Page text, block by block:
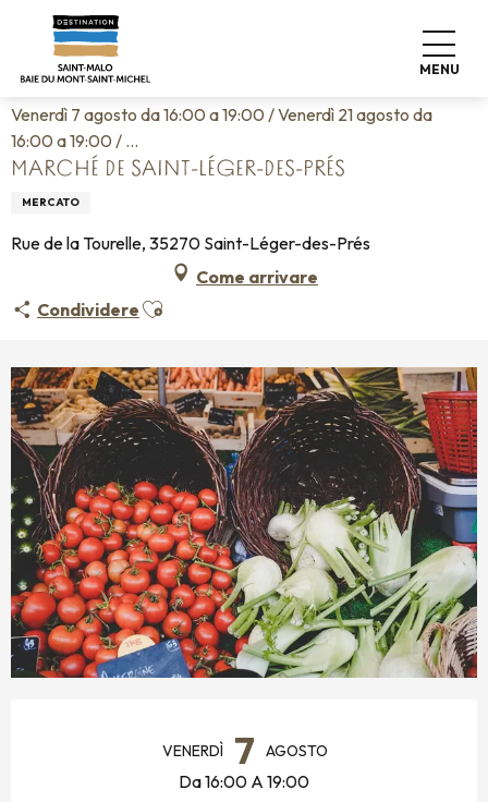
contenu
MENU
Home Vivere come a casa
Marché de Saint-Léger-des-Prés
Venerdì 7 agosto da 16:00 a 19:00 / Venerdì 21 agosto da
16:00 a 19:00 / ...
MARCHÉ DE SAINT-LÉGER-DES-PRÉS
MERCATO
Rue de la Tourelle, 35270 Saint-Léger-des-Prés
Come arrivare
Condividere Ajouter aux favoris
VENERDÌ 7 AGOSTO
Da 16:00 A 19:00